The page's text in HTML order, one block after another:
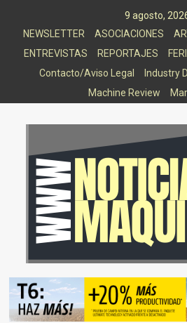
9 agosto,
NEWSLETTER
ASOCIACIONES
ENTREVISTAS
REPORTAJES
Contacto/Aviso Legal
Industry
Machine Review